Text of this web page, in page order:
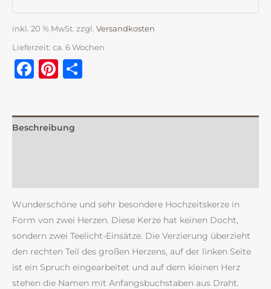
inkl. 20 % MwSt. zzgl. Versandkosten
Lieferzeit: ca. 6 Wochen
Facebook
Pinterest
Beschreibung
Wunderschöne und sehr besondere Hochzeitskerze in
Form von zwei Herzen. Diese Kerze hat keinen Docht,
sondern zwei Teelicht-Einsätze. Die Verzierung überzieht
den rechten Teil des großen Herzens, auf der linken Seite
ist ein Spruch eingearbeitet und auf dem kleinen Herz
stehen die Namen mit Anfangsbuchstaben aus Draht.